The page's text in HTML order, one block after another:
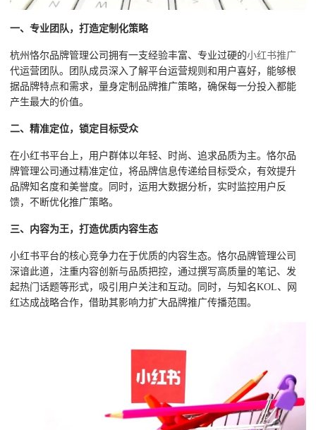
一、专业团队，打造定制化策略
杭州恪尔品牌管理公司拥有一支经验丰富、专业过硬的小红书推广
代运营团队。团队成员深入了解平台运营规则和用户喜好，能够根
据品牌特点和需求，量身定制品牌推广策略，确保每一分投入都能
产生最大的价值。
二、精准定位，锁定目标受众
在小红书平台上，用户群体以年轻、时尚、追求品质为主。恪尔品
牌管理公司通过精准定位，将品牌信息传递给目标受众，有效提升
品牌知名度和美誉度。同时，运用大数据分析，实时监控用户反
馈，不断优化推广策略。
三、内容为王，打造优质内容生态
小红书平台的核心竞争力在于优质的内容生态。恪尔品牌管理公司
深谙此道，注重内容创新与品质把控，通过撰写高质量的笔记、发
起热门话题等形式，吸引用户关注和互动。同时，与知名KOL、网
红达成战略合作，借助其影响力扩大品牌推广传播范围。